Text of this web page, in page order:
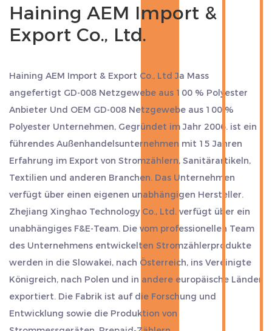
Haining AEM Import &
Export Co., Ltd.
Haining AEM Import & Export Co., Ltd Ja Mass
angefertigt GD-008 Netzgewebe aus 100 % Polyester
Anbieter Und OEM GD-008 Netzgewebe aus 100 %
Polyester Unternehmen, Gegründet im Jahr 2006. ist ein
führendes Außenhandelsunternehmen mit 15 Jahren
Erfahrung im Export von Stromzählern, Sanitärartikeln,
Textilien und anderen Branchen. Das Unternehmen
verfügt über einen eigenen unabhängigen Hersteller.
Zhejiang Xinghao Technology Co., Ltd. verfügt über ein
unabhängiges F&E-Team. Die vom professionellen Team
des Unternehmens entwickelten Stromzählerprodukte
werden in die Slowakei, nach Österreich, ins Vereinigte
Königreich, nach Polen und in andere europäische Länder
exportiert. Die Fabrik ist auf die Forschung und
Entwicklung sowie die Produktion von